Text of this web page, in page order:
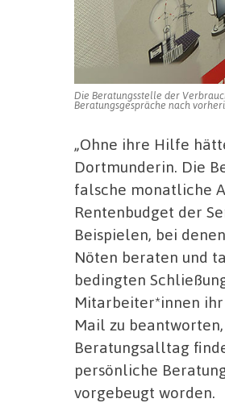
Die Beratungsstelle der
Beratungsgespräche nach
„Ohne ihre Hilfe
Dortmunderin. Die
falsche monatliche
Rentenbudget der
Beispielen, bei
Nöten beraten und
bedingten
Mitarbeiter*innen
Mail zu
Beratungsalltag
persönliche
vorgebeugt worden.